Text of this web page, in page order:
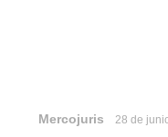
Mercojuris 28 de